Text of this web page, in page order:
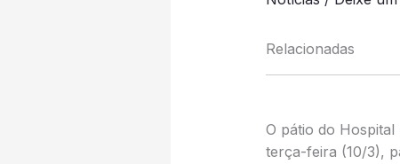
Relacionadas
O pátio do
terça-feira (10/3),